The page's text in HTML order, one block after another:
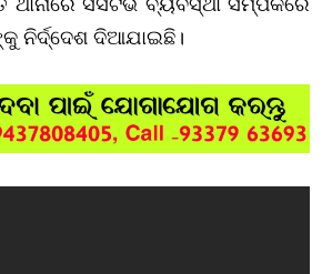
ନିର୍ଦ୍ଦେଶ ଦିଆଯାଇଛି।